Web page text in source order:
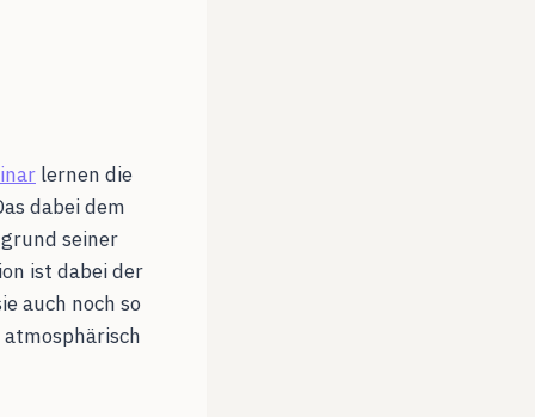
lernen die
dabei dem
seiner
ist dabei der
auch noch so